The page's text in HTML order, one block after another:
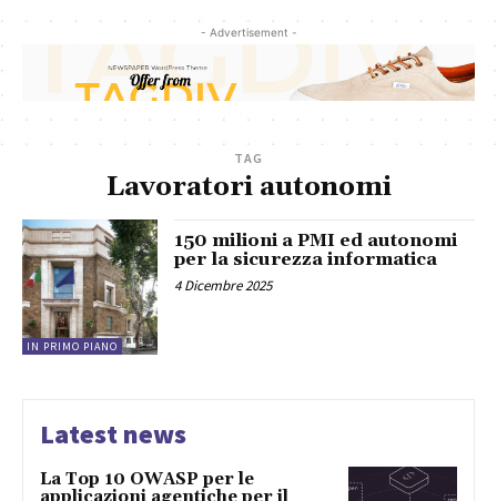
- Advertisement -
TAG
Lavoratori autonomi
IN PRIMO PIANO
150 milioni a PMI ed autonomi
per la sicurezza informatica
4 Dicembre 2025
Latest news
La Top 10 OWASP per le